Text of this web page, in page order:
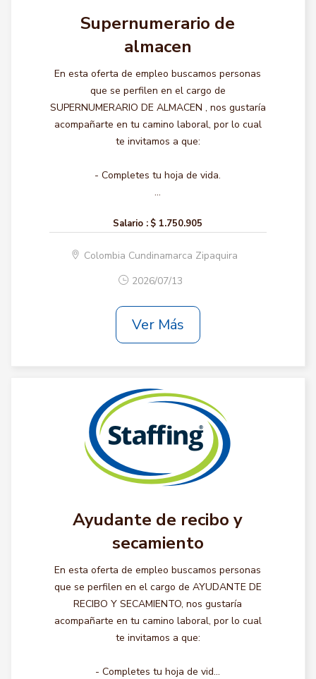
Supernumerario de
almacen
En esta oferta de empleo buscamos personas
que se perfilen en el cargo de
SUPERNUMERARIO DE ALMACEN , nos gustaría
acompañarte en tu camino laboral, por lo cual
te invitamos a que:
- Completes tu hoja de vida.
...
Salario : $ 1.750.905
Colombia Cundinamarca Zipaquira
2026/07/13
Ver Más
Ayudante de recibo y
secamiento
En esta oferta de empleo buscamos personas
que se perfilen en el cargo de AYUDANTE DE
RECIBO Y SECAMIENTO, nos gustaría
acompañarte en tu camino laboral, por lo cual
te invitamos a que:
- Completes tu hoja de vid...